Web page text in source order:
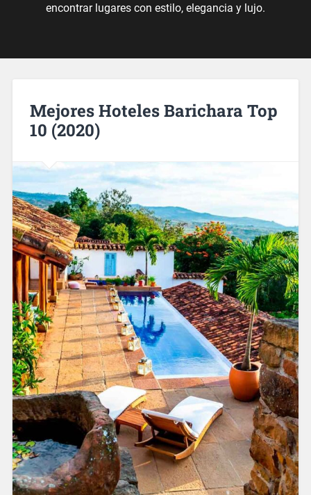
encontrar lugares con estilo, elegancia y lujo.
Mejores Hoteles Barichara Top
10 (2020)